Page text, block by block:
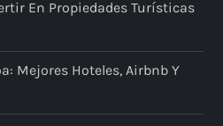
En Propiedades Turísticas
Mejores Hoteles, Airbnb Y